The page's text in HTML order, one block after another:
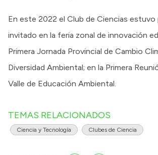
En este 2022 el Club de Ciencias
invitado en la feria zonal de innovación
Primera Jornada Provincial de Cambio
Diversidad Ambiental; en la Primera
Valle de Educación Ambiental.
TEMAS RELACIONADOS
Ciencia y Tecnología Clubes de Ciencia